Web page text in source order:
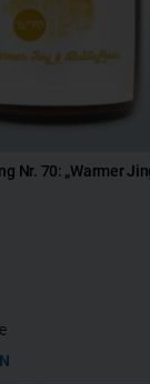
Nr. 70: „Warmer